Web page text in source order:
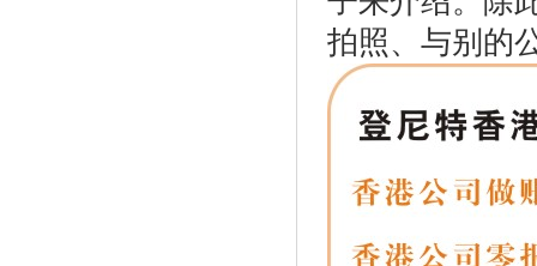
拍照、与别的